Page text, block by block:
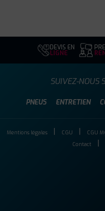
DEVIS EN
LIGNE
PNEUS ENTRETIEN
SUIVEZ-NOUS
Mentions légales CGU CGU
Contact